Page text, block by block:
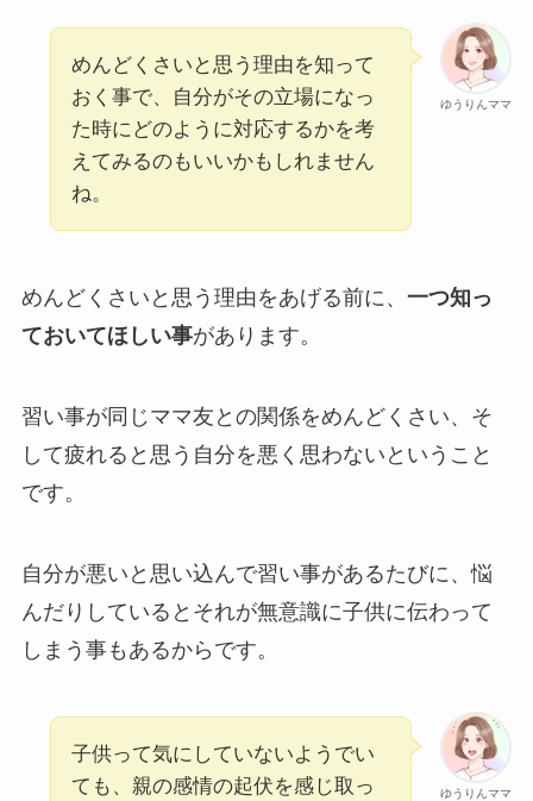
ゆうりんママ
めんどくさいと思う理由を知って
おく事で、自分がその立場になっ
た時にどのように対応するかを考
えてみるのもいいかもしれません
ね。
めんどくさいと思う理由をあげる前に、 一つ知っ
ておいてほしい事があります。
習い事が同じママ友との関係をめんどくさい、そ
して疲れると思う自分を悪く思わないということ
です。
自分が悪いと思い込んで習い事があるたびに、悩
んだりしているとそれが無意識に子供に伝わって
しまう事もあるからです。
ゆうりんママ
子供って気にしていないようでい
ても、親の感情の起伏を感じ取っ